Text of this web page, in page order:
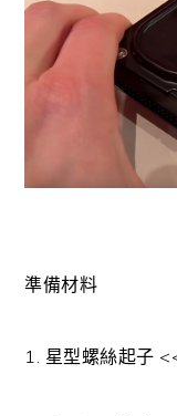
準備材料
1. 星型螺絲起子